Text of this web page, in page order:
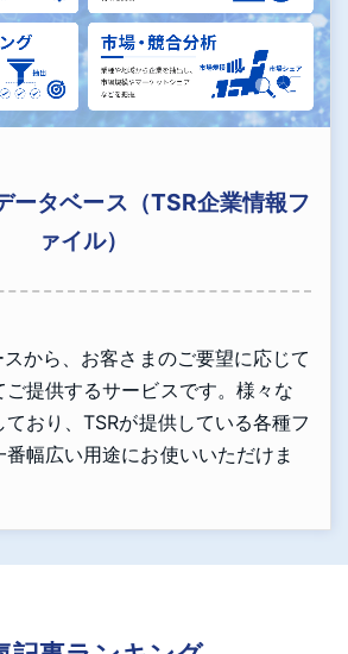
ータベース（TSR企業情報フ
ァイル）
から、お客さまのご要望に応じて
ご提供するサービスです。様々な
おり、TSRが提供している各種フ
番幅広い用途にお使いいただけま